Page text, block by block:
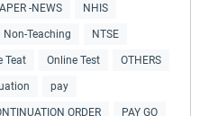
-NEWS NHIS
Non-Teaching NTSE
Teat Online Test OTHERS
pay
ORDER PAY GO